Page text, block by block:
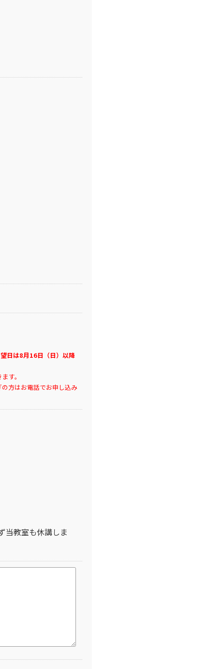
日は8月16日（日）以降
す。
方はお電話でお申し込み
当教室も休講しま